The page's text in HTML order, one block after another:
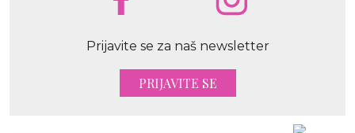
Prijavite se za naš newsletter
PRIJAVITE SE